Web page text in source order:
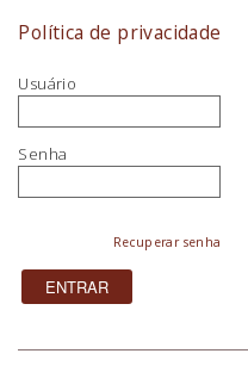
Política de privacidade
Usuário
Senha
Recuperar senha